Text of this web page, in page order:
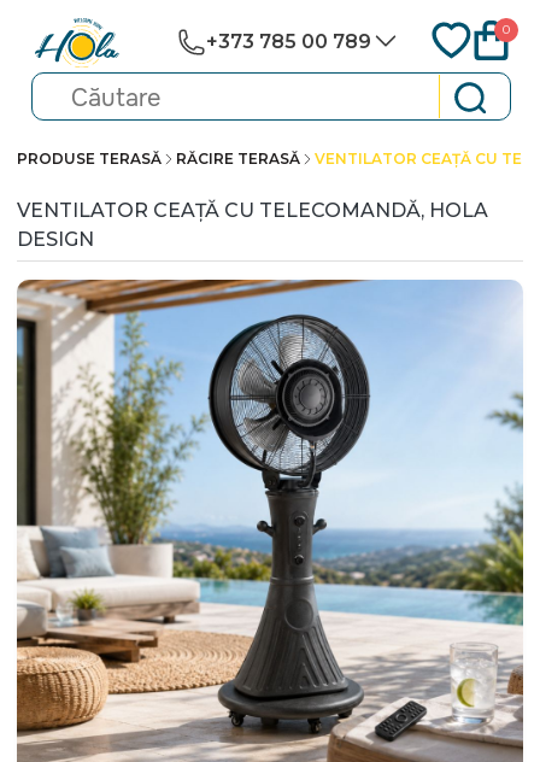
+373 785 00 789
0
PRODUSE TERASĂ RĂCIRE TERASĂ VENTILATOR CEAȚĂ CU
VENTILATOR CEAȚĂ CU TELECOMANDĂ, HOLA
DESIGN